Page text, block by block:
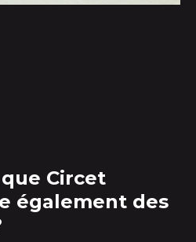
que Circet
également des